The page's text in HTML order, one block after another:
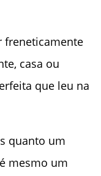
freneticamente
casa ou
que leu na
quanto um
mesmo um